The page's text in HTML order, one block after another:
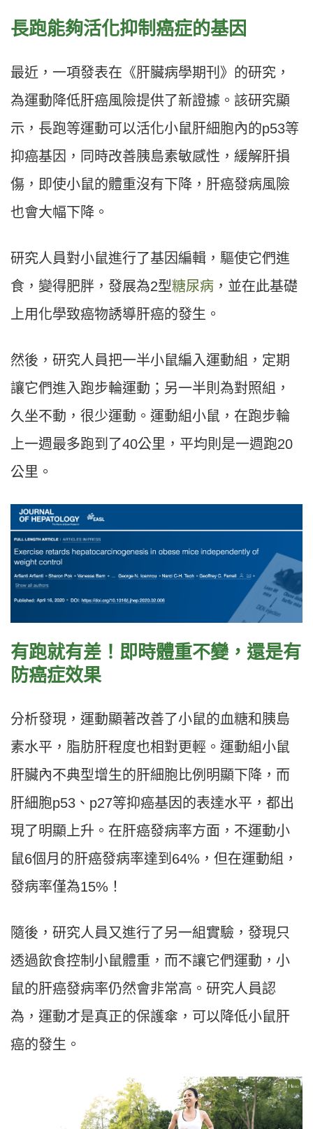
長跑能夠活化抑制癌症的基因
最近，一項發表在《肝臟病學期刊》的研究，
為運動降低肝癌風險提供了新證據。該研究顯
示，長跑等運動可以活化小鼠肝細胞內的p53等
抑癌基因，同時改善胰島素敏感性，緩解肝損
傷，即使小鼠的體重沒有下降，肝癌發病風險
也會大幅下降。
研究人員對小鼠進行了基因編輯，驅使它們進
食，變得肥胖，發展為2型糖尿病 ，並在此基礎
上用化學致癌物誘導肝癌的發生。
然後，研究人員把一半小鼠編入運動組，定期
讓它們進入跑步輪運動；另一半則為對照組，
久坐不動，很少運動。運動組小鼠，在跑步輪
上一週最多跑到了40公里，平均則是一週跑20
公里。
有跑就有差！即時體重不變，還是有
防癌症效果
分析發現，運動顯著改善了小鼠的血糖和胰島
素水平，脂肪肝程度也相對更輕。運動組小鼠
肝臟內不典型增生的肝細胞比例明顯下降，而
肝細胞p53、p27等抑癌基因的表達水平，都出
現了明顯上升。在肝癌發病率方面，不運動小
鼠6個月的肝癌發病率達到64%，但在運動組，
發病率僅為15%！
隨後，研究人員又進行了另一組實驗，發現只
透過飲食控制小鼠體重，而不讓它們運動，小
鼠的肝癌發病率仍然會非常高。研究人員認
為，運動才是真正的保護傘，可以降低小鼠肝
癌的發生。